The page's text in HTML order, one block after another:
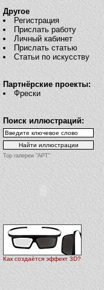
Другое
Регистрация
Прислать работу
Личный кабинет
Прислать статью
Статьи по искусству
Партнёрские проекты:
Фрески
Поиск иллюстраций:
Top галереи "АРТ"
Как создаётся эффект 3D?